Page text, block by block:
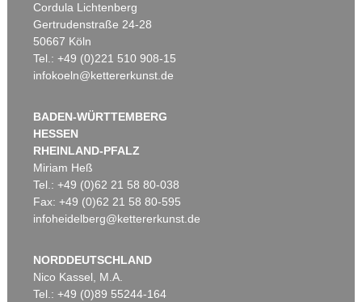
Cordula Lichtenberg
Gertrudenstraße 24-28
50667 Köln
Tel.: +49 (0)221 510 908-15
infokoeln@kettererkunst.de
BADEN-WÜRTTEMBERG
HESSEN
RHEINLAND-PFALZ
Miriam Heß
Tel.: +49 (0)62 21 58 80-038
Fax: +49 (0)62 21 58 80-595
infoheidelberg@kettererkunst.de
NORDDEUTSCHLAND
Nico Kassel, M.A.
Tel.: +49 (0)89 55244-164